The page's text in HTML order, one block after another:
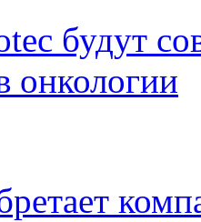
будут
онкологии